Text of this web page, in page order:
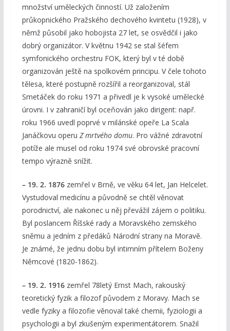
množství uměleckých činností. Už založením
průkopnického Pražského dechového kvintetu (1928), v
němž působil jako hobojista 27 let, se osvědčil i jako
dobrý organizátor. V květnu 1942 se stal šéfem
symfonického orchestru FOK, který byl v té době
organizován ještě na spolkovém principu. V čele tohoto
tělesa, které postupně rozšířil a reorganizoval, stál
Smetáček do roku 1971 a přivedl je k vysoké umělecké
úrovni. I v zahraničí byl oceňován jako dirigent: např.
roku 1966 uvedl poprvé v milánské opeře La Scala
Janáčkovu operu Z mrtvého domu. Pro vážné zdravotní
potíže ale musel od roku 1974 své obrovské pracovní
tempo výrazně snížit.
– 19. 2. 1876zemřel v Brně, ve věku 64 let, Jan Helcelet.
Vystudoval medicínu a původně se chtěl věnovat
porodnictví, ale nakonec u něj převážil zájem o politiku.
Byl poslancem Říšské rady a Moravského zemského
sněmu a jedním z předáků Národní strany na Moravě.
Je známé, že jednu dobu byl intimním přítelem Boženy
Němcové (1820-1862).
– 19. 2. 1916zemřel 78letý Ernst Mach, rakouský
teoretický fyzik a filozof původem z Moravy. Mach se
vedle fyziky a filozofie věnoval také chemii, fyziologii a
psychologii a byl zkušeným experimentátorem. Snažil